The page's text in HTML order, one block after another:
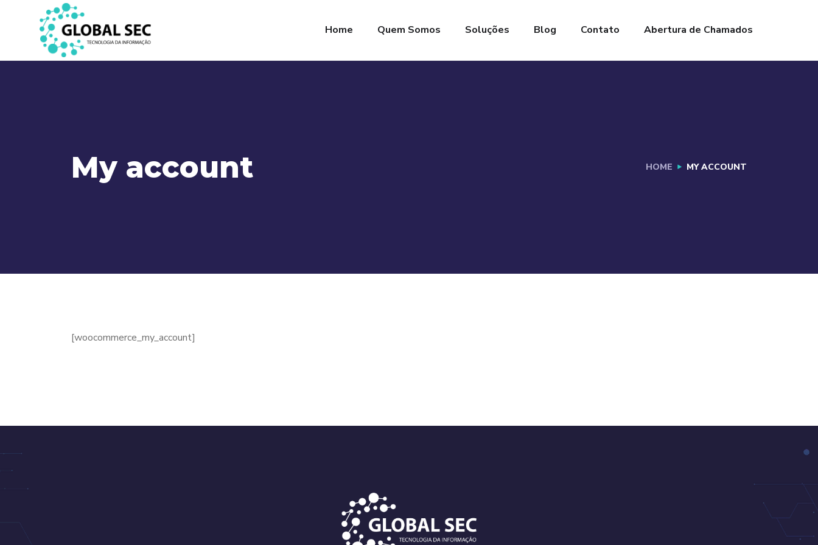
Home Quem Somos Soluções Blog Contato Abertura de Chamados
My account HOME MY ACCOUNT
[woocommerce_my_account]